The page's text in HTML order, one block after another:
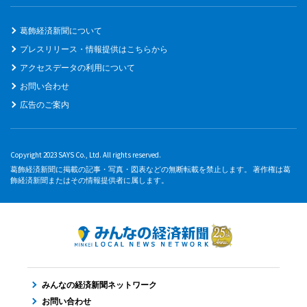
葛飾経済新聞について
プレスリリース・情報提供はこちらから
アクセスデータの利用について
お問い合わせ
広告のご案内
Copyright 2023 SAYS Co., Ltd. All rights reserved.
葛飾経済新聞に掲載の記事・写真・図表などの無断転載を禁止します。 著作権は葛
飾経済新聞またはその情報提供者に属します。
みんなの経済新聞ネットワーク
お問い合わせ